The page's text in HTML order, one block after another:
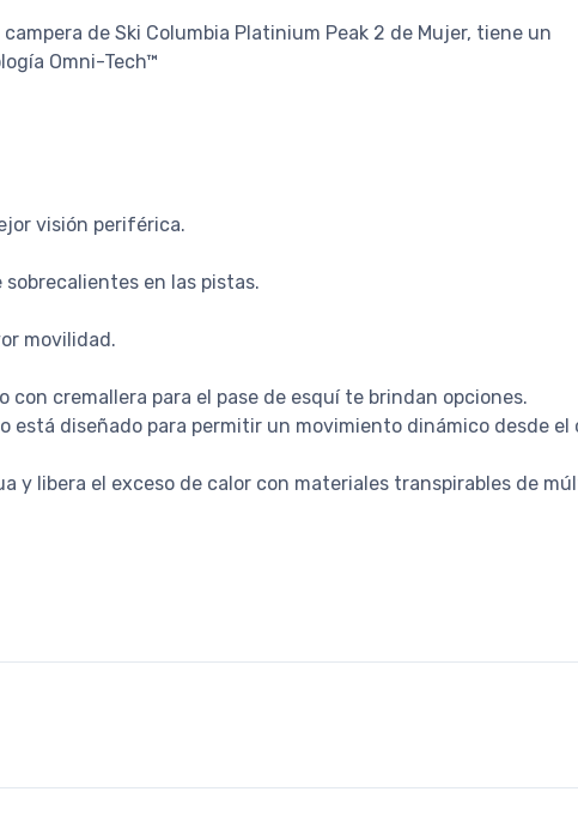
de Ski Columbia Platinium Peak 2 de Mujer, tiene un
Omni-Tech™
visión periférica.
en las pistas.
movilidad.
cremallera para el pase de esquí te brindan opciones.
está diseñado para permitir un movimiento dinámico desde el
y libera el exceso de calor con materiales transpirables de